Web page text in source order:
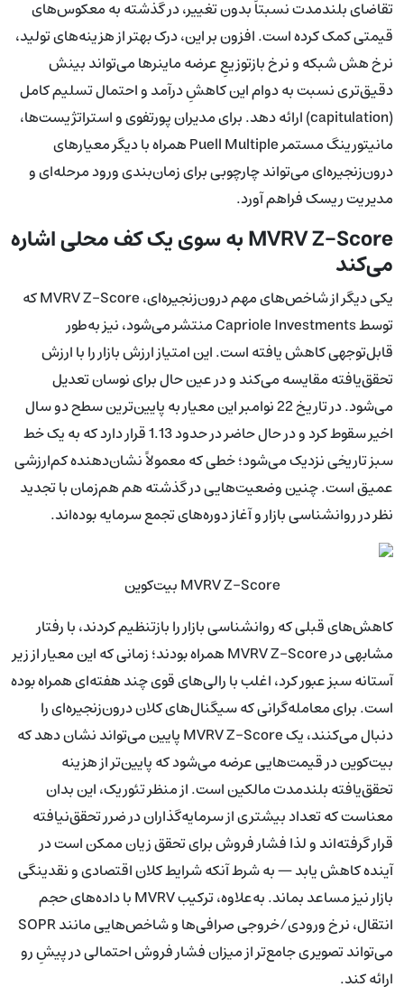
تقاضای بلندمدت نسبتاً بدون تغییر، در گذشته به معکوس‌های
قیمتی کمک کرده است. افزون بر این، درک بهتر از هزینه‌های تولید،
نرخ هش شبکه و نرخ بازتوزیعِ عرضه ماینرها می‌تواند بینش
دقیق‌تری نسبت به دوام این کاهشِ درآمد و احتمال تسلیم کامل
(capitulation) ارائه دهد. برای مدیران پورتفوی و استراتژیست‌ها،
مانیتورینگ مستمر Puell Multiple همراه با دیگر معیارهای
درون‌زنجیره‌ای می‌تواند چارچوبی برای زمان‌بندی ورود مرحله‌ای و
مدیریت ریسک فراهم آورد.
MVRV Z-Score به سوی یک کف محلی اشاره
می‌کند
یکی دیگر از شاخص‌های مهم درون‌زنجیره‌ای، MVRV Z-Score که
توسط Capriole Investments منتشر می‌شود، نیز به‌طور
قابل‌توجهی کاهش یافته است. این امتیاز ارزش بازار را با ارزش
تحقق‌یافته مقایسه می‌کند و در عین حال برای نوسان تعدیل
می‌شود. در تاریخ 22 نوامبر این معیار به پایین‌ترین سطح دو سال
اخیر سقوط کرد و در حال حاضر در حدود 1.13 قرار دارد که به یک خط
سبز تاریخی نزدیک می‌شود؛ خطی که معمولاً نشان‌دهنده کم‌ارزشی
عمیق است. چنین وضعیت‌هایی در گذشته هم هم‌زمان با تجدید
نظر در روانشناسی بازار و آغاز دوره‌های تجمع سرمایه بوده‌اند.
MVRV Z-Score بیت‌کوین
کاهش‌های قبلی که روانشناسی بازار را بازتنظیم کردند، با رفتار
مشابهی در MVRV Z-Score همراه بودند؛ زمانی که این معیار از زیر
آستانه سبز عبور کرد، اغلب با رالی‌های قوی چند هفته‌ای همراه بوده
است. برای معامله‌گرانی که سیگنال‌های کلان درون‌زنجیره‌ای را
دنبال می‌کنند، یک MVRV Z-Score پایین می‌تواند نشان دهد که
بیت‌کوین در قیمت‌هایی عرضه می‌شود که پایین‌تر از هزینه
تحقق‌یافته بلندمدت مالکین است. از منظر تئوریک، این بدان
معناست که تعداد بیشتری از سرمایه‌گذاران در ضرر تحقق‌نیافته
قرار گرفته‌اند و لذا فشار فروش برای تحقق زیان ممکن است در
آینده کاهش یابد — به شرط آنکه شرایط کلان اقتصادی و نقدینگی
بازار نیز مساعد بماند. به‌علاوه، ترکیب MVRV با داده‌های حجم
انتقال، نرخ ورودی/خروجی صرافی‌ها و شاخص‌هایی مانند SOPR
می‌تواند تصویری جامع‌تر از میزان فشار فروش احتمالی در پیشِ رو
ارائه کند.